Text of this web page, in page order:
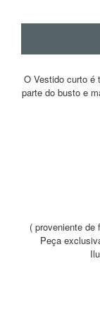
O Vestido curto é
parte do busto e
( proveniente
Peça